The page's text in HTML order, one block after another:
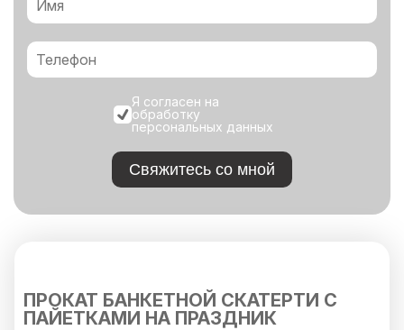
Я согласен на
обработку
персональных данных
Свяжитесь со мной
ПРОКАТ БАНКЕТНОЙ СКАТЕРТИ С
ПАЙЕТКАМИ НА ПРАЗДНИК